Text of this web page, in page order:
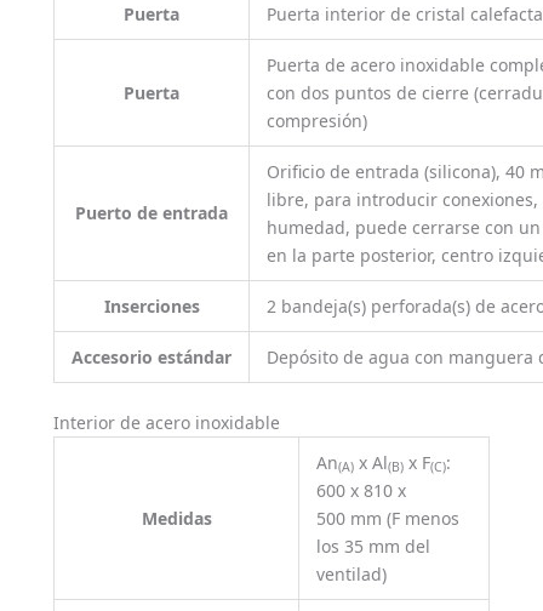
Puerta Puerta interior de cristal
Puerta
Puerta de acero inoxidable
con dos puntos de cierre
compresión)
Puerto de entrada
Orificio de entrada (silicona), 40
libre, para introducir conexiones,
humedad, puede cerrarse con
en la parte posterior, centro
Inserciones 2 bandeja(s) perforada(s) de
Accesorio estándar Depósito de agua con manguera
Interior de acero inoxidable
Medidas
An(A) x Al(B) x F(C):
600 x 810 x
500 mm (F menos
los 35 mm del
ventilad)